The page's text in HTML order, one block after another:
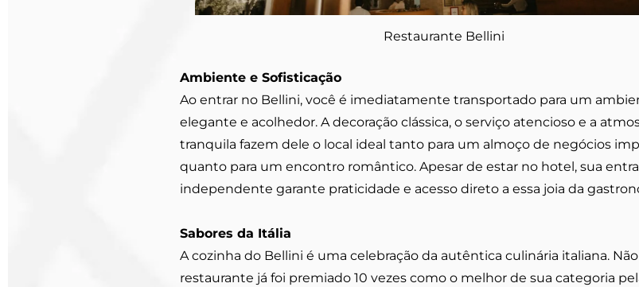
Restaurante Bellini
Ambiente e Sofisticação
Ao entrar no Bellini, você é imediatamente transportado para um
elegante e acolhedor. A decoração clássica, o serviço atencioso e a
tranquila fazem dele o local ideal tanto para um almoço de negócios
quanto para um encontro romântico. Apesar de estar no hotel, sua
independente garante praticidade e acesso direto a essa joia da
Sabores da Itália
A cozinha do Bellini é uma celebração da autêntica culinária italiana. Não
restaurante já foi premiado 10 vezes como o melhor de sua categoria